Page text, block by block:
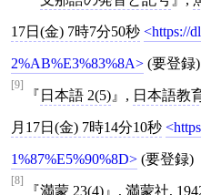
17日(金) 7時7分50秒 https://
2%AB%E3%83%8A (要登録)
[9]
日本語 2(5) , 日本語教
月17日(金) 7時14分10秒
1%87%E5%90%8D (要登録)
[8]
満蒙 23(4) , 満蒙社,